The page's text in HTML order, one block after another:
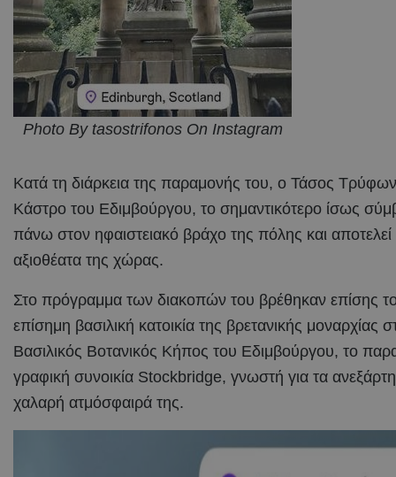
Photo By tasostrifonos On Instagram
Κατά τη διάρκεια της παραμονής του, ο Τάσος
Κάστρο του Εδιμβούργου, το σημαντικότερο ίσως
πάνω στον ηφαιστειακό βράχο της πόλης και
αξιοθέατα της χώρας.
Στο πρόγραμμα των διακοπών του βρέθηκαν επίσης
επίσημη βασιλική κατοικία της βρετανικής
Βασιλικός Βοτανικός Κήπος του Εδιμβούργου, το
γραφική συνοικία Stockbridge, γνωστή για τα
χαλαρή ατμόσφαιρά της.